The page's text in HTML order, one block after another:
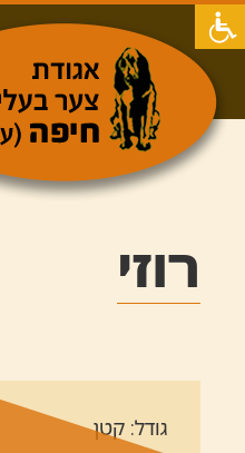
רוזי
גודל: קטן